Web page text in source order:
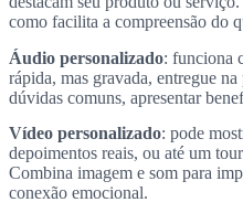
como facilita a compreensão do
Áudio personalizado: funciona
rápida, mas gravada, entregue
dúvidas comuns, apresentar
Vídeo personalizado: pode
depoimentos reais, ou até um
Combina imagem e som para
conexão emocional.